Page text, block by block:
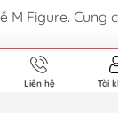
M Figure. Cung
Liên hệ Tài